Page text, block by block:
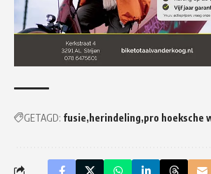
GETAGD: fusie herindeling pro hoeksche